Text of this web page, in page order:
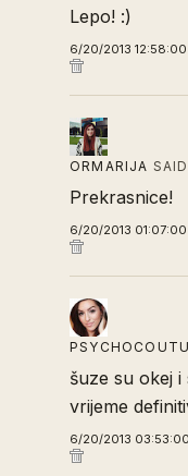
Lepo! :)
6/20/2013 12:58:00
ORMARIJA
Prekrasnice!
6/20/2013 01:07:00
šuze su okej i
vrijeme
6/20/2013